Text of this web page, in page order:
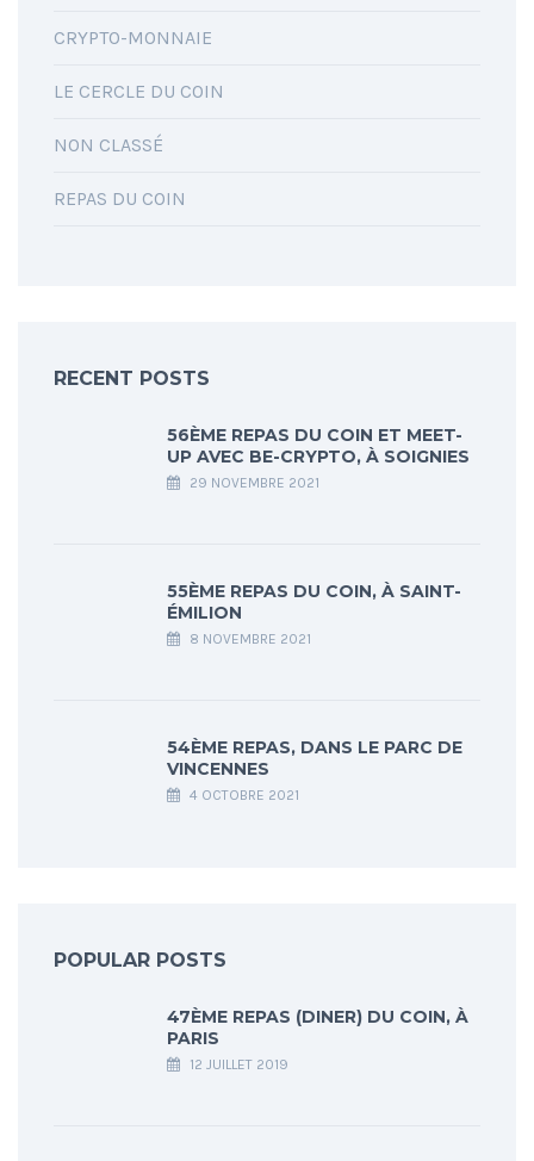
CRYPTO-MONNAIE
LE CERCLE DU COIN
NON CLASSÉ
REPAS DU COIN
RECENT POSTS
56ÈME REPAS DU COIN ET MEET-
UP AVEC BE-CRYPTO, À SOIGNIES
29 NOVEMBRE 2021
55ÈME REPAS DU COIN, À SAINT-
ÉMILION
8 NOVEMBRE 2021
54ÈME REPAS, DANS LE PARC DE
VINCENNES
4 OCTOBRE 2021
POPULAR POSTS
47ÈME REPAS (DINER) DU COIN, À
PARIS
12 JUILLET 2019